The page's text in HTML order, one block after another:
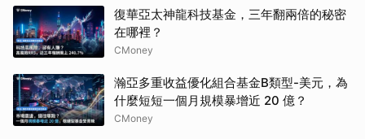
復華亞太神龍科技基金，三年翻兩倍的秘密
在哪裡？
CMoney
瀚亞多重收益優化組合基金B類型-美元，為
什麼短短一個月規模暴增近 20 億？
CMoney